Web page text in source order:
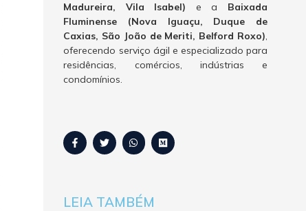
Madureira, Vila Isabel) e a Baixada
Fluminense (Nova Iguaçu, Duque de
Caxias, São João de Meriti, Belford Roxo),
oferecendo serviço ágil e especializado para
residências, comércios, indústrias e
condomínios.
LEIA TAMBÉM